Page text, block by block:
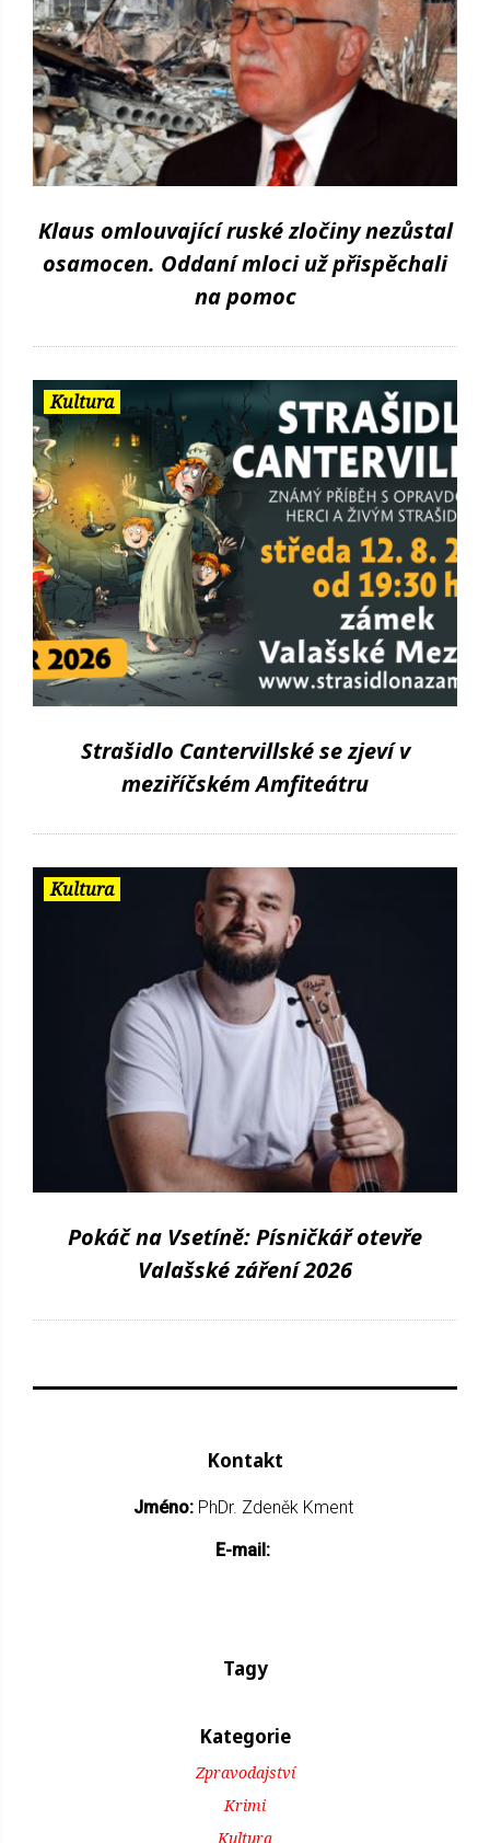
Klaus omlouvající ruské zločiny nezůstal
osamocen. Oddaní mloci už přispěchali
na pomoc
Kultura
Strašidlo Cantervillské se zjeví v
meziříčském Amfiteátru
Kultura
Pokáč na Vsetíně: Písničkář otevře
Valašské záření 2026
Kontakt
Jméno: PhDr. Zdeněk Kment
E-mail:
Tagy
Kategorie
Zpravodajství
Krimi
Kultura